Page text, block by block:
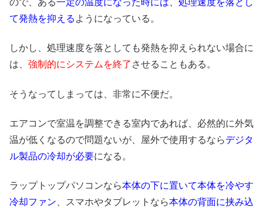
て発熱を抑える ようになっている。
しかし、処理速度を落としても発熱を抑えられない場合に
は、 強制的にシステムを終了 させることもある。
そうなってしまっては、非常に不便だ。
エアコンで室温を調整できる室内であれば、必然的に外気
温が低くなるので問題ないが、屋外で使用するならデジタ
ル製品の冷却が必要になる。
ラップトップパソコンなら本体の下に置いて本体を冷やす
冷却ファン 、スマホやタブレットなら本体の背面に挟み込